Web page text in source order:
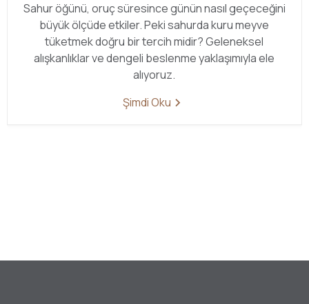
Sahur öğünü, oruç süresince günün nasıl geçeceğini
büyük ölçüde etkiler. Peki sahurda kuru meyve
tüketmek doğru bir tercih midir? Geleneksel
alışkanlıklar ve dengeli beslenme yaklaşımıyla ele
alıyoruz.
Şimdi Oku